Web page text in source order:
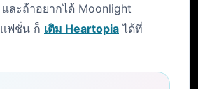
ละถ้าอยากได้ Moonlight
ฟชั่น ก็ เติม Heartopia ได้ที่